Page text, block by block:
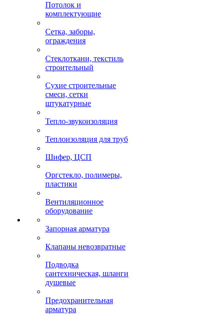
Потолок и
комплектующие
Сетка, заборы,
ограждения
Стеклоткани, текстиль
строительный
Сухие строительные
смеси, сетки
штукатурные
Тепло-звукоизоляция
Теплоизоляция для труб
Шифер, ЦСП
Оргстекло, полимеры,
пластики
Вентиляционное
оборудование
Запорная арматура
Клапаны невозвратные
Подводка
сантехническая, шланги
душевые
Предохранительная
арматура